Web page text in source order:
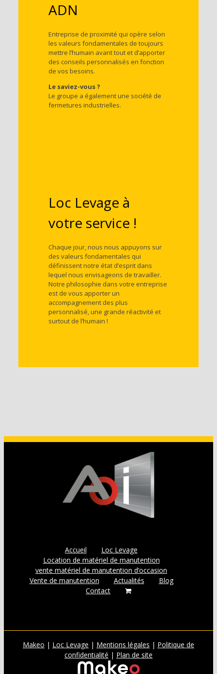
ADN
Entreprise de proximité qui opère selon
les valeurs fondamentales de toujours
mettre l’humain avant tout et d’apporter
des conseils personnalisés en fonction
de vos besoins.
Le saviez-vous ?
Le groupe a également une société de
fermetures industrielles.
Loc Levage à
votre service !
Chaque jour, nous nous appuyons sur
des valeurs fondamentales qui
définissent notre état d’esprit dans
lequel nous envisageons de travailler.
Notre philosophie dans votre entreprise
est de vous apporter un
accompagnement des plus
personnalisé, une grande réactivité et
surtout de l’humain !
Accueil
Loc Levage
Location de matériel de manutention
vente matériel de manutention d’occasion
Vente de manutention
Actualités
Blog
Contact
Makeo | Loc Levage | Mentions légales | Politique de
confidentialité | Plan de site